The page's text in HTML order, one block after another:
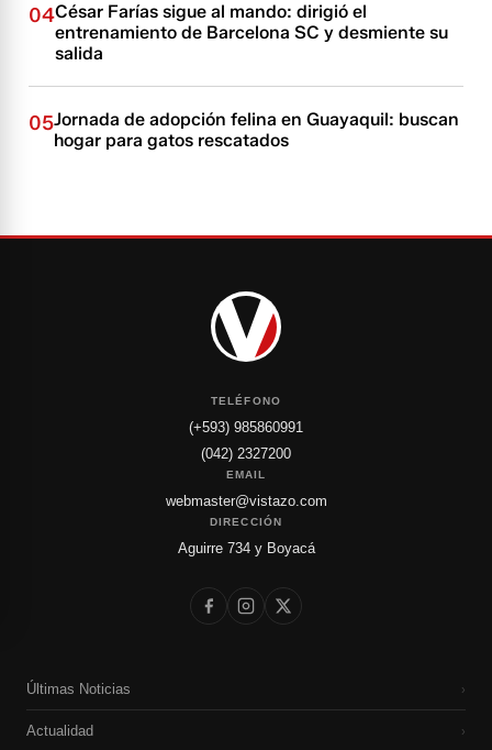
04César Farías sigue al mando: dirigió el
entrenamiento de Barcelona SC y desmiente su
salida
05Jornada de adopción felina en Guayaquil: buscan
hogar para gatos rescatados
TELÉFONO
(+593) 985860991
(042) 2327200
EMAIL
webmaster@vistazo.com
DIRECCIÓN
Aguirre 734 y Boyacá
Últimas Noticias ›
Actualidad ›